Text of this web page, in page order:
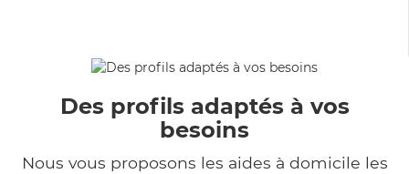
Des profils adaptés à vos
besoins
Nous vous proposons les aides à domicile les